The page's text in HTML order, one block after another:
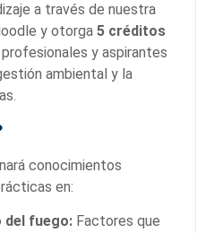
a través de nuestra
y otorga 5 créditos
y aspirantes
ambiental y la
conocimientos
en:
del fuego: Factores que